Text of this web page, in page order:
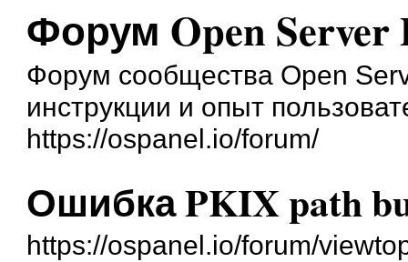
Форум Open Server
Форум сообщества Open
инструкции и опыт
https://ospanel.io/forum/
Ошибка PKIX path
https://ospanel.io/forum/